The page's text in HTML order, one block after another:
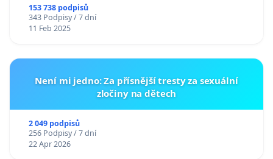
153 738 podpisů
343 Podpisy / 7 dní
11 Feb 2025
Není mi jedno: Za přísnější tresty za sexuální
zločiny na dětech
2 049 podpisů
256 Podpisy / 7 dní
22 Apr 2026